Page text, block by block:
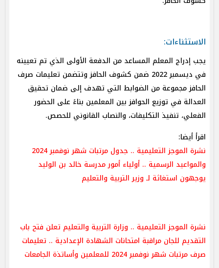
الاستثناءات:
يجب إدراج المعلم المساعد من الدفعة الأولى الذي تم تعيينه
في ديسمبر 2022 ضمن كشوف الحافز وتتضمن تعليمات صرف
الحافز مجموعة من الضوابط التي تهدف إلى ضمان تحقيق
العدالة في توزيع الحوافز بين المعلمين بناءً على الحضور
الفعلي، تنفيذ التكليفات، والنصاب القانوني للحصص.
اقرأ أيضا:
نشرة الموجز التعليمية .. جدول مرتبات شهر نوفمبر 2024
والمواعيد الرسمية .. أولياء أمور مدرسة خالد بن الوليد
يوجهون استغاثة لـ وزير التربية والتعليم
نشرة الموجز التعليمية .. وزارة التربية والتعليم تعلن فتح باب
التقديم للجان مراقبة امتحانات الشهادة الإعدادية .. تعليمات
صرف مرتبات شهر نوفمبر 2024 للمعلمين وأساتذة الجامعات